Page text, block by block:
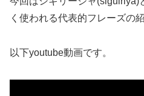
く使われる代表的フレーズの
以下youtube動画です。